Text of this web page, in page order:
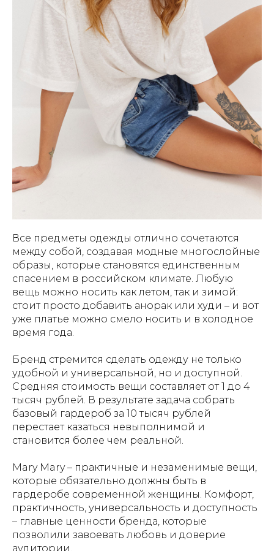
Все предметы одежды отлично сочетаются
между собой, создавая модные многослойные
образы, которые становятся единственным
спасением в российском климате. Любую
вещь можно носить как летом, так и зимой:
стоит просто добавить анорак или худи – и вот
уже платье можно смело носить и в холодное
время года.
Бренд стремится сделать одежду не только
удобной и универсальной, но и доступной.
Средняя стоимость вещи составляет от 1 до 4
тысяч рублей. В результате задача собрать
базовый гардероб за 10 тысяч рублей
перестает казаться невыполнимой и
становится более чем реальной.
Mary Mary – практичные и незаменимые вещи,
которые обязательно должны быть в
гардеробе современной женщины. Комфорт,
практичность, универсальность и доступность
– главные ценности бренда, которые
позволили завоевать любовь и доверие
аудитории.